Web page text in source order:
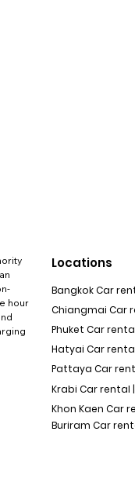
hour
Locations
Bangkok Car
Chiangmai Car
Phuket Car rental
Hatyai Car
Pattaya Car
Krabi Car rental |
Khon Kaen Car
Buriram Car